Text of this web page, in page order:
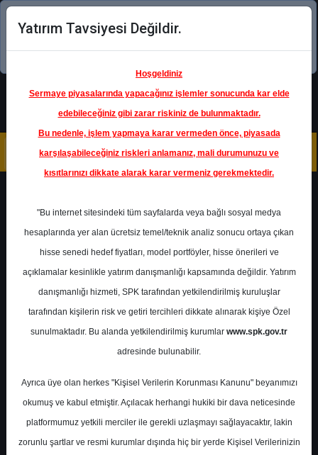
Şimdi uygulamayı indirin!
YKBNK - YAPI VE KREDİ BANKASI
A.Ş.
Hedef Fiyat 53.00 ₺
Getiri
%0.00
0 0
Yatırım Tavsiyesi Değildir.
Hoşgeldiniz
Sermaye piyasalarında yapacağınız işlemler sonucunda kar elde
edebileceğiniz gibi zarar riskiniz de bulunmaktadır.
Bu nedenle, işlem yapmaya karar vermeden önce, piyasada
karşılaşabileceğiniz riskleri anlamanız, mali durumunuzu ve
kısıtlarınızı dikkate alarak karar vermeniz gerekmektedir.
"Bu internet sitesindeki tüm sayfalarda veya bağlı sosyal medya
hesaplarında yer alan ücretsiz temel/teknik analiz sonucu ortaya çıkan
hisse senedi hedef fiyatları, model portföyler, hisse önerileri ve
açıklamalar kesinlikle yatırım danışmanlığı kapsamında değildir. Yatırım
danışmanlığı hizmeti, SPK tarafından yetkilendirilmiş kuruluşlar
tarafından kişilerin risk ve getiri tercihleri dikkate alınarak kişiye Özel
sunulmaktadır. Bu alanda yetkilendirilmiş kurumlar www.spk.gov.tr
adresinde bulunabilir.
Ayrıca üye olan herkes "Kişisel Verilerin Korunması Kanunu" beyanımızı
okumuş ve kabul etmiştir. Açılacak herhangi hukiki bir dava neticesinde
platformumuz yetkili merciler ile gerekli uzlaşmayı sağlayacaktır, lakin
zorunlu şartlar ve resmi kurumlar dışında hiç bir yerde Kişisel Verilerinizin